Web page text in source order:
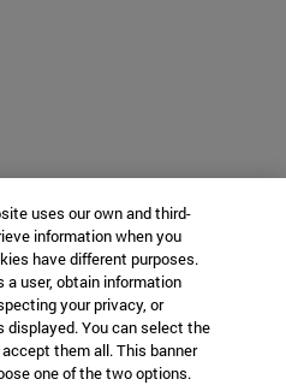
uses our own and third-
information when you
have different purposes.
a user, obtain information
your privacy, or
You can select the
them all. This banner
one of the two options.